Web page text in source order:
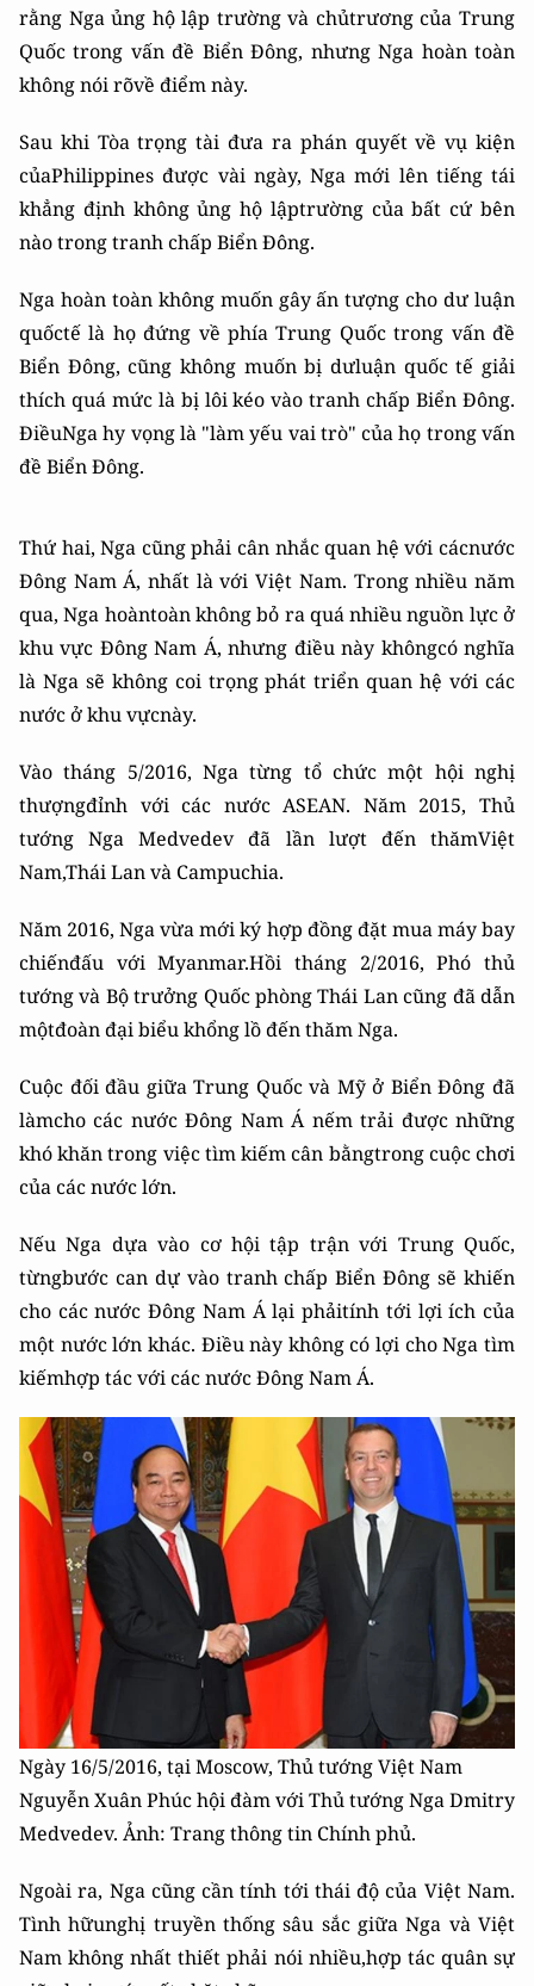
rằng Nga ủng hộ lập trường và chủtrương của Trung
Quốc trong vấn đề Biển Đông, nhưng Nga hoàn toàn
không nói rõvề điểm này.
Sau khi Tòa trọng tài đưa ra phán quyết về vụ kiện
củaPhilippines được vài ngày, Nga mới lên tiếng tái
khẳng định không ủng hộ lậptrường của bất cứ bên
nào trong tranh chấp Biển Đông.
Nga hoàn toàn không muốn gây ấn tượng cho dư luận
quốctế là họ đứng về phía Trung Quốc trong vấn đề
Biển Đông, cũng không muốn bị dưluận quốc tế giải
thích quá mức là bị lôi kéo vào tranh chấp Biển Đông.
ĐiềuNga hy vọng là "làm yếu vai trò" của họ trong vấn
đề Biển Đông.
Thứ hai, Nga cũng phải cân nhắc quan hệ với cácnước
Đông Nam Á, nhất là với Việt Nam. Trong nhiều năm
qua, Nga hoàntoàn không bỏ ra quá nhiều nguồn lực ở
khu vực Đông Nam Á, nhưng điều này khôngcó nghĩa
là Nga sẽ không coi trọng phát triển quan hệ với các
nước ở khu vựcnày.
Vào tháng 5/2016, Nga từng tổ chức một hội nghị
thượngđỉnh với các nước ASEAN. Năm 2015, Thủ
tướng Nga Medvedev đã lần lượt đến thămViệt
Nam,Thái Lan và Campuchia.
Năm 2016, Nga vừa mới ký hợp đồng đặt mua máy bay
chiếnđấu với Myanmar.Hồi tháng 2/2016, Phó thủ
tướng và Bộ trưởng Quốc phòng Thái Lan cũng đã dẫn
mộtđoàn đại biểu khổng lồ đến thăm Nga.
Cuộc đối đầu giữa Trung Quốc và Mỹ ở Biển Đông đã
làmcho các nước Đông Nam Á nếm trải được những
khó khăn trong việc tìm kiếm cân bằngtrong cuộc chơi
của các nước lớn.
Nếu Nga dựa vào cơ hội tập trận với Trung Quốc,
từngbước can dự vào tranh chấp Biển Đông sẽ khiến
cho các nước Đông Nam Á lại phảitính tới lợi ích của
một nước lớn khác. Điều này không có lợi cho Nga tìm
kiếmhợp tác với các nước Đông Nam Á.
Ngày 16/5/2016, tại Moscow, Thủ tướng Việt Nam
Nguyễn Xuân Phúc hội đàm với Thủ tướng Nga Dmitry
Medvedev. Ảnh: Trang thông tin Chính phủ.
Ngoài ra, Nga cũng cần tính tới thái độ của Việt Nam.
Tình hữunghị truyền thống sâu sắc giữa Nga và Việt
Nam không nhất thiết phải nói nhiều,hợp tác quân sự